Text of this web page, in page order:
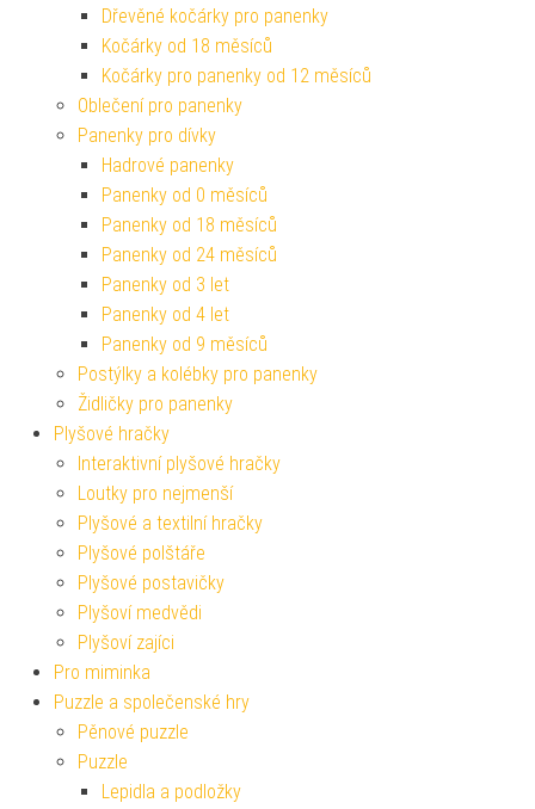
Dřevěné kočárky pro panenky
Kočárky od 18 měsíců
Kočárky pro panenky od 12 měsíců
Oblečení pro panenky
Panenky pro dívky
Hadrové panenky
Panenky od 0 měsíců
Panenky od 18 měsíců
Panenky od 24 měsíců
Panenky od 3 let
Panenky od 4 let
Panenky od 9 měsíců
Postýlky a kolébky pro panenky
Židličky pro panenky
Plyšové hračky
Interaktivní plyšové hračky
Loutky pro nejmenší
Plyšové a textilní hračky
Plyšové polštáře
Plyšové postavičky
Plyšoví medvědi
Plyšoví zajíci
Pro miminka
Puzzle a společenské hry
Pěnové puzzle
Puzzle
Lepidla a podložky